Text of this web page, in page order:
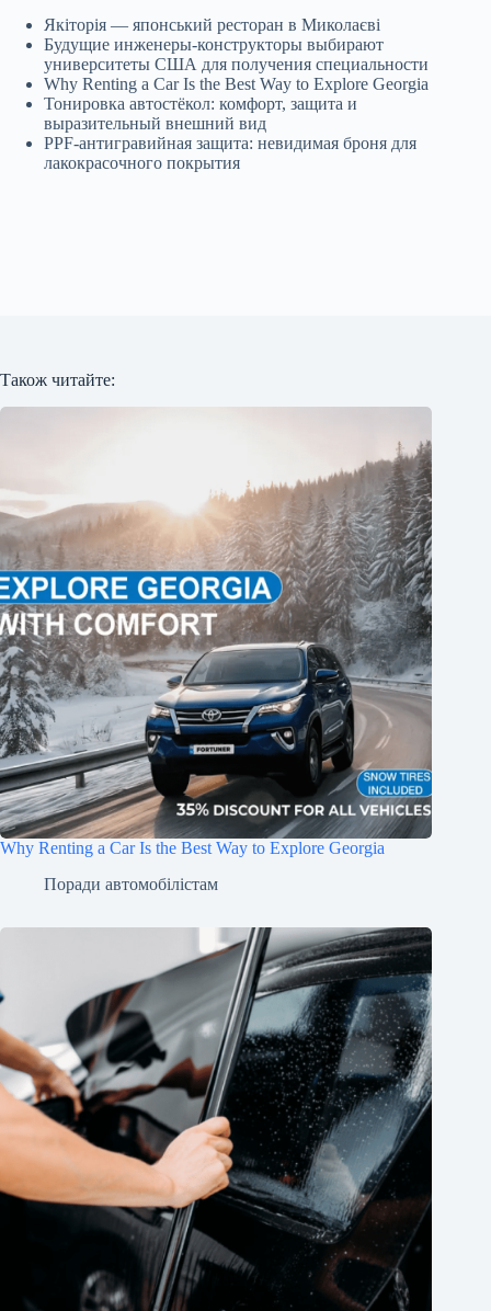
Якіторія — японський ресторан в Миколаєві
Будущие инженеры‑конструкторы выбирают
университеты США для получения специальности
Why Renting a Car Is the Best Way to Explore Georgia
Тонировка автостёкол: комфорт, защита и
выразительный внешний вид
PPF-антигравийная защита: невидимая броня для
лакокрасочного покрытия
Також читайте:
Why Renting a Car Is the Best Way to Explore Georgia
Поради автомобілістам